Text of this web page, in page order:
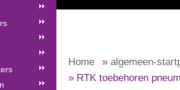
Home » algemeen-
» RTK toebehoren